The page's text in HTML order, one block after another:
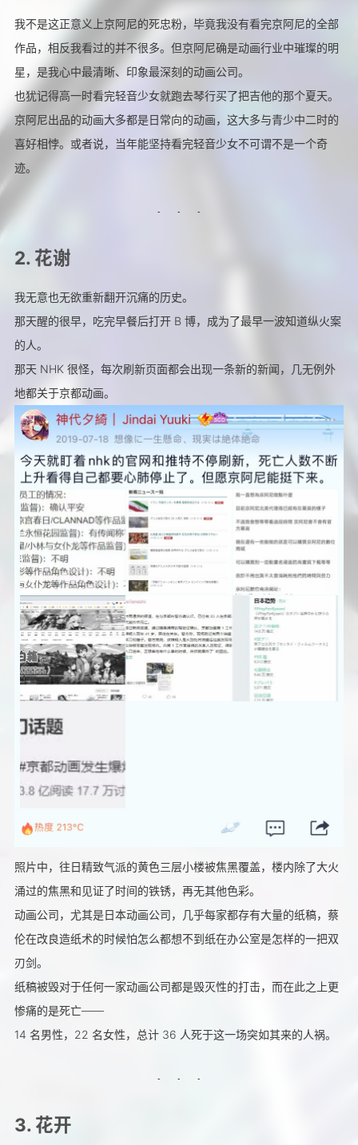
我不是这正意义上京阿尼的死忠粉，毕竟我没有看完京阿尼的全部
作品，相反我看过的并不很多。但京阿尼确是动画行业中璀璨的明
星，是我心中最清晰、印象最深刻的动画公司。
也犹记得高一时看完轻音少女就跑去琴行买了把吉他的那个夏天。
京阿尼出品的动画大多都是日常向的动画，这大多与青少中二时的
喜好相悖。或者说，当年能坚持看完轻音少女不可谓不是一个奇
迹。
2. 花谢
我无意也无欲重新翻开沉痛的历史。
那天醒的很早，吃完早餐后打开 B 博，成为了最早一波知道纵火案
的人。
那天 NHK 很怪，每次刷新页面都会出现一条新的新闻，几无例外
地都关于京都动画。
照片中，往日精致气派的黄色三层小楼被焦黑覆盖，楼内除了大火
涌过的焦黑和见证了时间的铁锈，再无其他色彩。
动画公司，尤其是日本动画公司，几乎每家都存有大量的纸稿，蔡
伦在改良造纸术的时候怕怎么都想不到纸在办公室是怎样的一把双
刃剑。
纸稿被毁对于任何一家动画公司都是毁灭性的打击，而在此之上更
惨痛的是死亡——
14 名男性，22 名女性，总计 36 人死于这一场突如其来的人祸。
3. 花开